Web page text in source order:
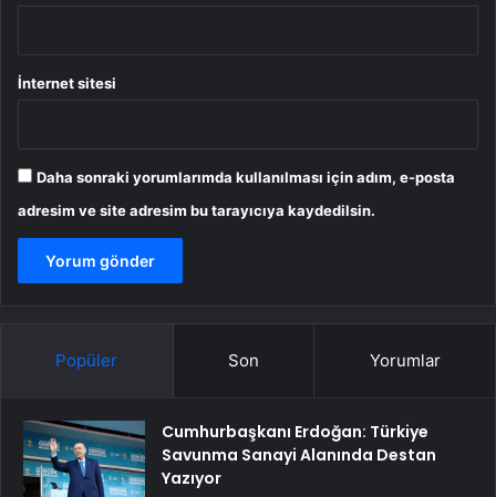
İnternet sitesi
Daha sonraki yorumlarımda kullanılması için adım, e-posta
adresim ve site adresim bu tarayıcıya kaydedilsin.
Popüler Son Yorumlar
Cumhurbaşkanı Erdoğan: Türkiye
Savunma Sanayi Alanında Destan
Yazıyor